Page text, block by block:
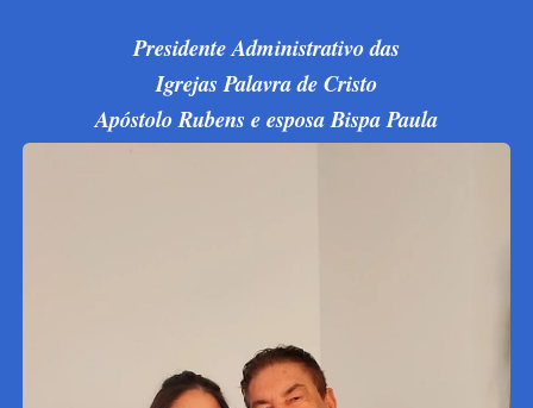
Presidente Administrativo das
Igrejas Palavra de Cristo
Apóstolo Rubens e esposa Bispa Paula